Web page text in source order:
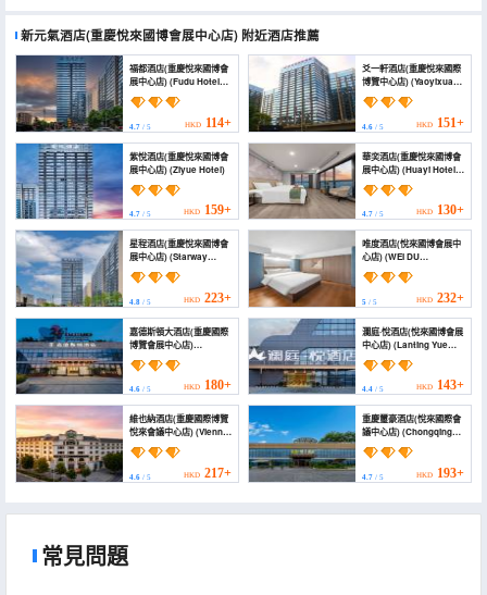
新元氣酒店(重慶悅來國博會展中心店) 附近酒店推薦
福都酒店(重慶悅來國博會
展中心店) (Fudu Hotel
(Chongqing Yuelai
National Expo
Exhibition Center
Branch))
4.7 / 5 HKD 114+
爻一軒酒店(重慶悅來國際
博覽中心店) (Yaoyixuan
Hotel (Chongqing
Yuelai International
Expo Center))
4.6/ 5 HKD 151+
紫悅酒店(重慶悅來國博會
展中心店) (Ziyue Hotel)
4.7 / 5 HKD 159+
華奕酒店(重慶悅來國博會
展中心店) (Huayi Hotel
(Chongqing Yuelai
National Expo
Exhibition Center))
4.7/ 5 HKD 130+
星程酒店(重慶悅來國博會
展中心店) (Starway
Hotel (Chongqing
Yuelai International
Expo Center))
4.8 / 5 HKD 223+
唯度酒店(悅來國博會展中
心店) (WEI DU
HOTEL(Yuelai National
Expo Convention and
Exhibition Centre
Store))
5/ 5 HKD 232+
嘉德斯頓大酒店(重慶國際
博覽會展中心店)
(Caddeston Hotel
(Chongqing Guobo
Center))
4.6 / 5 HKD 180+
瀾庭·悅酒店(悅來國博會展
中心店) (Lanting Yue
Hotel (Yuelai Guobo
Convention &
Exhibition Center
Branch))
4.4/ 5 HKD 143+
維也納酒店(重慶國際博覽
悅來會議中心店) (Vienna
Hotel (Chongqing
Yuelai International
Expo Center))
4.6 / 5 HKD 217+
重慶璽豪酒店(悅來國際會
議中心店) (Chongqing
Xihau Hotel (Yuelai
International
Conference Center))
4.7/ 5 HKD 193+
常見問題